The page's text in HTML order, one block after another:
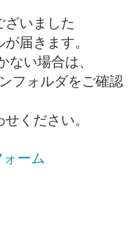
ざいました
届きます。
ない場合は、
フォルダをご確認
ください。
ーム